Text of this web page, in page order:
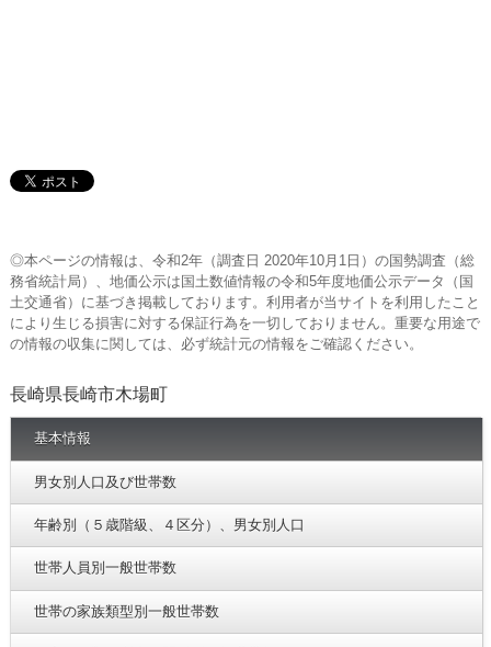
◎本ページの情報は、令和2年（調査日 2020年10月1日）の国勢調査（総
務省統計局）、地価公示は国土数値情報の令和5年度地価公示データ（国
土交通省）に基づき掲載しております。利用者が当サイトを利用したこと
により生じる損害に対する保証行為を一切しておりません。重要な用途で
の情報の収集に関しては、必ず統計元の情報をご確認ください。
長崎県長崎市木場町
基本情報
男女別人口及び世帯数
年齢別（５歳階級、４区分）、男女別人口
世帯人員別一般世帯数
世帯の家族類型別一般世帯数